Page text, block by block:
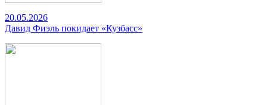
20.05.2026
Давид Фиэль покидает «Кузбасс»